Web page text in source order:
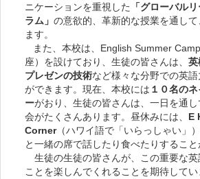
ニケーションを重視した
「グローバル
ラム」 の意欲的、革新的な授業を通し
ます。
また、本校は、English Summer
座）を設けており、生徒の皆さんは、 英
プレゼンの技術など様々な分野での英
ができます。現在、本校には １０名の
ーがおり、生徒の皆さんは、一日を通
会がたくさんあります。昼休みには、 E
Corner（ハワイ語で「いらっしゃい」
と一緒の席で話したり食べたりすること
生徒の生徒の皆さんが、この重要な英
ことを楽しんでくれることを期待して